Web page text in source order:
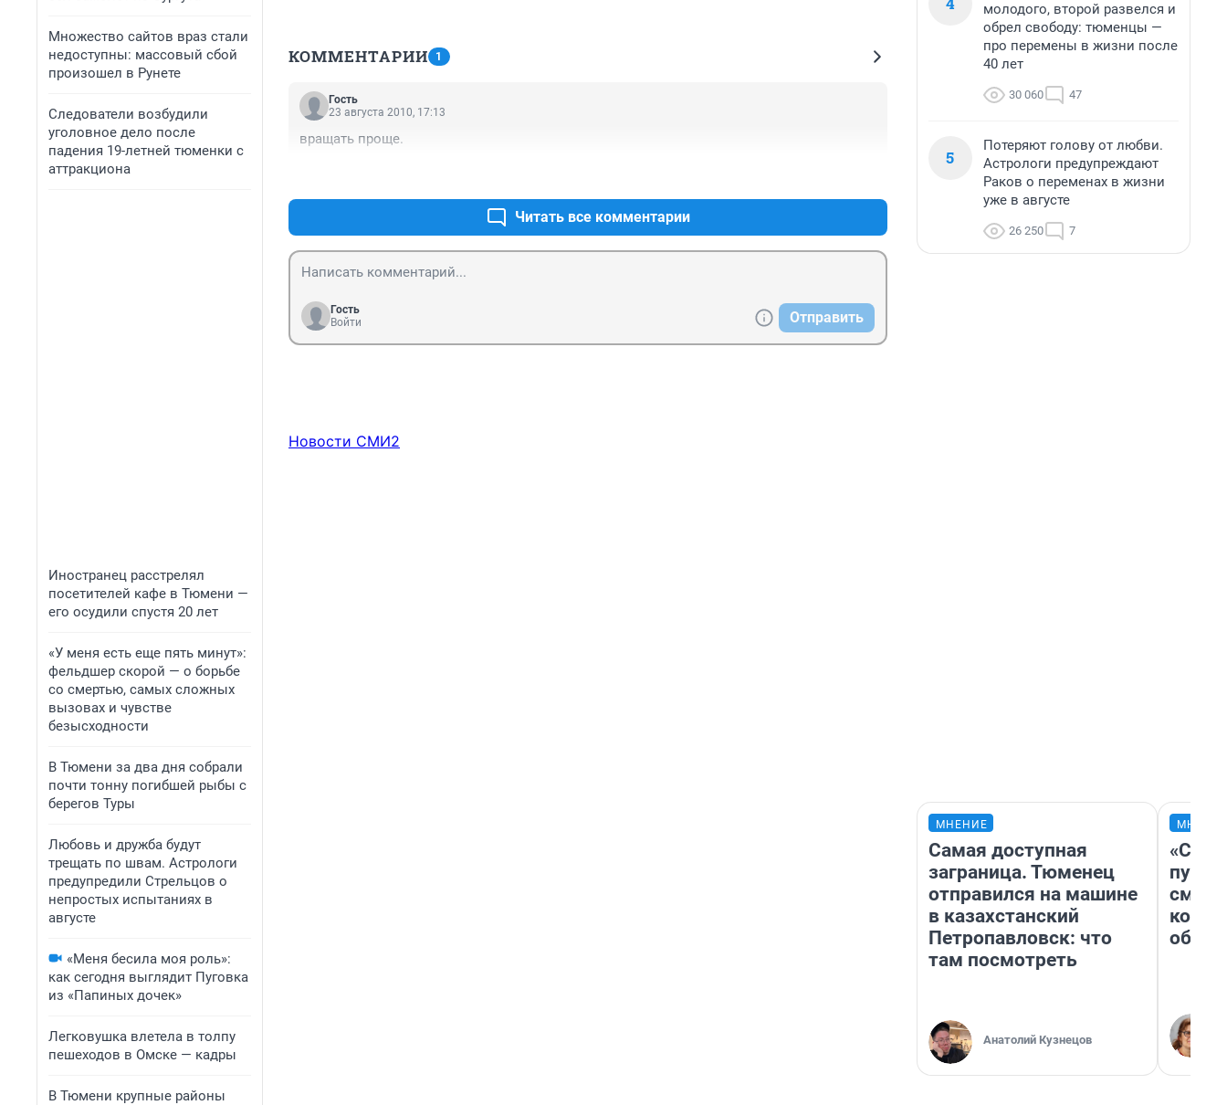
Множество сайтов враз стали
недоступны: массовый сбой
произошел в Рунете
Следователи возбудили
уголовное дело после
падения 19-летней тюменки с
аттракциона
Иностранец расстрелял
посетителей кафе в Тюмени —
его осудили спустя 20 лет
«У меня есть еще пять минут»:
фельдшер скорой — о борьбе
со смертью, самых сложных
вызовах и чувстве
безысходности
В Тюмени за два дня собрали
почти тонну погибшей рыбы с
берегов Туры
Любовь и дружба будут
трещать по швам. Астрологи
предупредили Стрельцов о
непростых испытаниях в
августе
«Меня бесила моя роль»:
как сегодня выглядит Пуговка
из «Папиных дочек»
Легковушка влетела в толпу
пешеходов в Омске — кадры
В Тюмени крупные районы
КОММЕНТАРИИ 1
Гость
23 августа 2010, 17:13
вращать проще.
Читать все комментарии
Гость
Войти
Отправить
Новости СМИ2
молодого, второй развелся и
обрел свободу: тюменцы —
про перемены в жизни после
40 лет
30 060 47
5
Потеряют голову от любви.
Астрологи предупреждают
Раков о переменах в жизни
уже в августе
26 250 7
МНЕНИЕ
Самая доступная
заграница. Тюменец
отправился на машине
в казахстанский
Петропавловск: что
там посмотреть
Анатолий Кузнецов